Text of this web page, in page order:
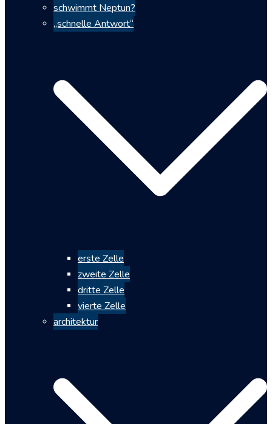
schwimmt Neptun?
„schnelle Antwort“
erste Zelle
zweite Zelle
dritte Zelle
vierte Zelle
architektur